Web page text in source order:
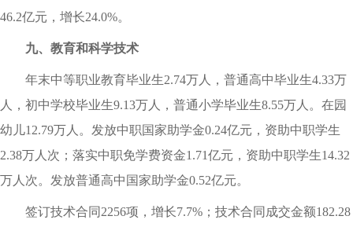
46.2亿元，增长24.0%。
九、教育和科学技术
年末中等职业教育毕业生2.74万人，普通高中毕业生4.33万
人，初中学校毕业生9.13万人，普通小学毕业生8.55万人。在园
幼儿12.79万人。发放中职国家助学金0.24亿元，资助中职学生
2.38万人次；落实中职免学费资金1.71亿元，资助中职学生14.32
万人次。发放普通高中国家助学金0.52亿元。
签订技术合同2256项，增长7.7%；技术合同成交金额182.28